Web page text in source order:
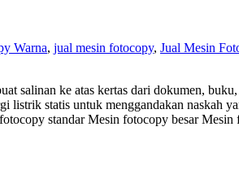
Warna, jual mesin fotocopy, Jual Mesin
salinan ke atas kertas dari dokumen,
listrik statis untuk menggandakan naskah
standar Mesin fotocopy besar